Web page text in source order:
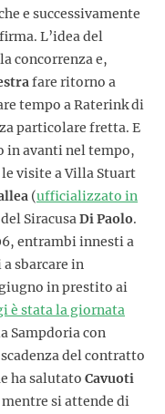
e successivamente
L’idea del
concorrenza e,
fare ritorno a
tempo a Raterink di
particolare fretta. E
in avanti nel tempo,
visite a Villa Stuart
(ufficializzato in
SiracusaDi Paolo.
entrambi innesti a
sbarcare in
in prestito ai
è stata la giornata
Sampdoria con
del contratto
ha salutato Cavuoti
si attende di